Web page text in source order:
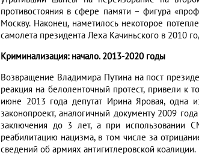
противостояния в сфере памяти – фигура
Москву. Наконец, наметилось некоторое
самолета президента Леха Качиньского в 2010
Криминализация: начало. 2013-2020 годы
Возвращение Владимира Путина на пост
реакция на белоленточный протест, привели к
июне 2013 года депутат Ирина Яровая, одна
законопроект, аналогичный документу 2009
заключения до 3 лет, а при
реабилитацию нацизма, в том числе за
сведений об армиях антигитлеровской коалиции.